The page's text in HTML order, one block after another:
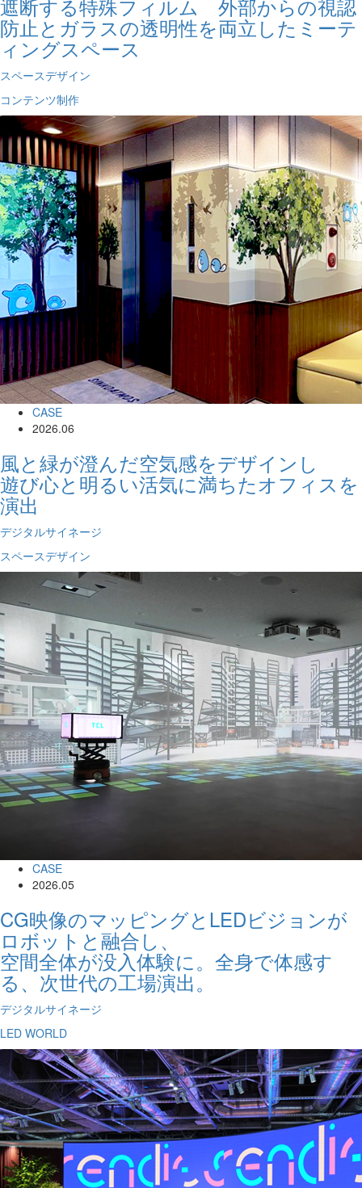
遮断する特殊フィルム 外部からの視認
防止とガラスの透明性を両立したミーテ
ィングスペース
スペースデザイン
コンテンツ制作
CASE
2026.06
風と緑が澄んだ空気感をデザインし
遊び心と明るい活気に満ちたオフィスを
演出
デジタルサイネージ
スペースデザイン
CASE
2026.05
CG映像のマッピングとLEDビジョンが
ロボットと融合し、
空間全体が没入体験に。全身で体感す
る、次世代の工場演出。
デジタルサイネージ
LED WORLD